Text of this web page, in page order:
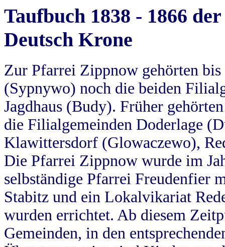
Taufbuch 1838 - 1866
Deutsch Krone
Zur Pfarrei Zippnow gehörten
(Sypnywo) noch die beiden
Jagdhaus (Budy). Früher
die Filialgemeinden Doderlage
Klawittersdorf (Glowaczewo),
Die Pfarrei Zippnow wurde im
selbständige Pfarrei Freudenfier
Stabitz und ein Lokalvikariat
wurden errichtet. Ab diesem
Gemeinden, in den